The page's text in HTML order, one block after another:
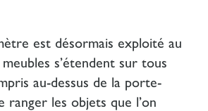
est désormais exploité au
s’étendent sur tous
au-dessus de la porte-
ranger les objets que l’on